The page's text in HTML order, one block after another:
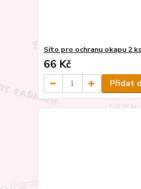
Síto pro ochranu okapu 2 ks
66 Kč
Přidat